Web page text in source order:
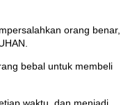
orang benar,
bebal untuk membeli
waktu, dan menjadi